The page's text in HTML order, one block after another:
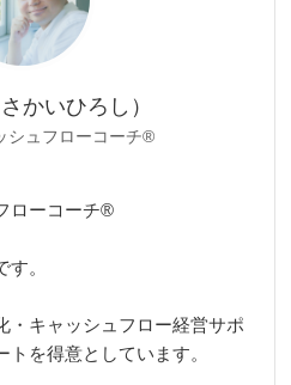
かいひろし）
シュフローコーチ®
ローコーチ®
。
・キャッシュフロー経営サポ
を得意としています。